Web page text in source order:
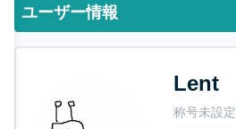
ユーザー情報
Lent
称号未設定